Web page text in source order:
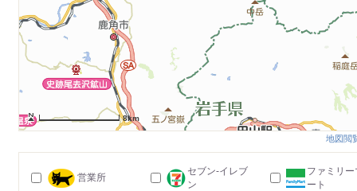
8km
地図閲
営業所
セブン-イレブ
ン
ファミリー
ート